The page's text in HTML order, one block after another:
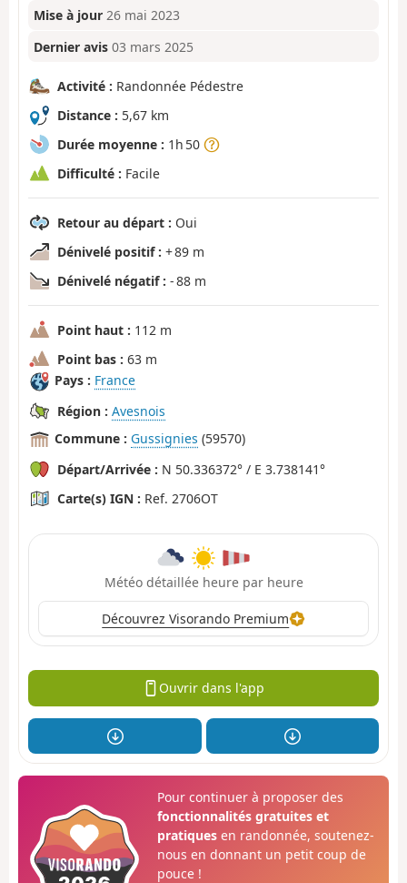
Mise à jour 26 mai 2023
Dernier avis 03 mars 2025
Activité : Randonnée Pédestre
Distance : 5,67 km
Durée moyenne : 1h 50
Difficulté : Facile
Retour au départ : Oui
Dénivelé positif : + 89 m
Dénivelé négatif : - 88 m
Point haut : 112 m
Point bas : 63 m
Pays : France
Région : Avesnois
Commune : Gussignies (59570)
Départ/Arrivée : N 50.336372° / E 3.738141°
Carte(s) IGN : Ref. 2706OT
Météo détaillée heure par heure
Découvrez Visorando Premium
Ouvrir dans l'app
Pour continuer à proposer des
fonctionnalités gratuites et
pratiquesen randonnée, soutenez-
nous en donnant un petit coup de
pouce !